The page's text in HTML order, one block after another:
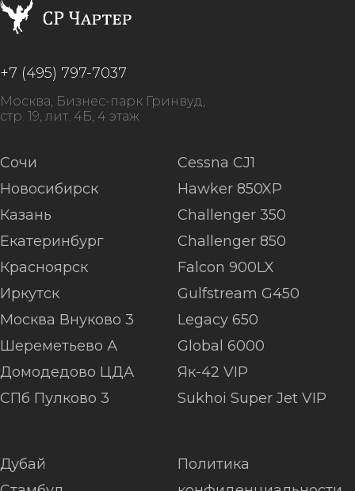
+7 (495) 797-7037
Москва, Бизнес-парк Гринвуд,
стр. 19, лит. 4Б, 4 этаж
Сочи
Новосибирск
Казань
Екатеринбург
Красноярск
Иркутск
Москва Внуково 3
Шереметьево А
Домодедово ЦДА
СПб Пулково 3
Cessna CJ1
Hawker 850XP
Challenger 350
Challenger 850
Falcon 900LX
Gulfstream G450
Legacy 650
Global 6000
Як-42 VIP
Sukhoi Super Jet VIP
Дубай
Политика